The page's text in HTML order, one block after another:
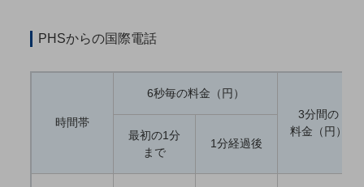
業種・業態で探すTOP
PHSからの国際電話
時間帯
6秒毎の料金（円）
3分間の
料金（円）
最初の1分
まで
1分経過後